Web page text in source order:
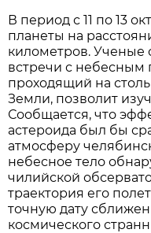
В период с 11 по 13
планеты на
километров. Ученые
встречи с небесным
проходящий на
Земли, позволит
Сообщается, что
астероида был бы
атмосферу
небесное тело
чилийской
траектория его
точную дату
космического